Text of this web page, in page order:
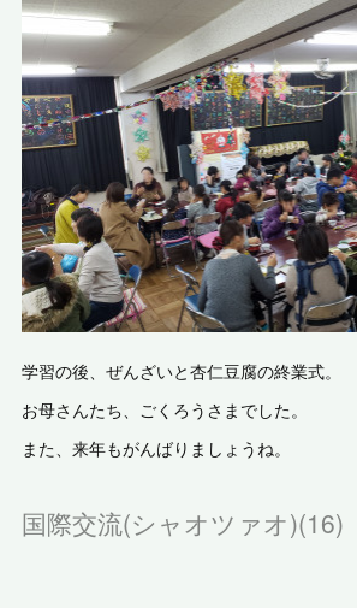
学習の後、ぜんざいと杏仁豆腐の終業式。
お母さんたち、ごくろうさまでした。
また、来年もがんばりましょうね。
国際交流(シャオツァオ)(16)